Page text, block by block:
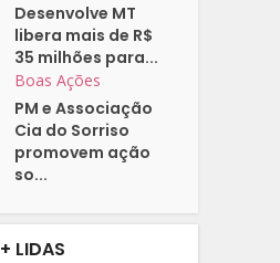
Desenvolve MT
libera mais de R$
35 milhões para...
Boas Ações
PM e Associação
Cia do Sorriso
promovem ação
so...
+ LIDAS